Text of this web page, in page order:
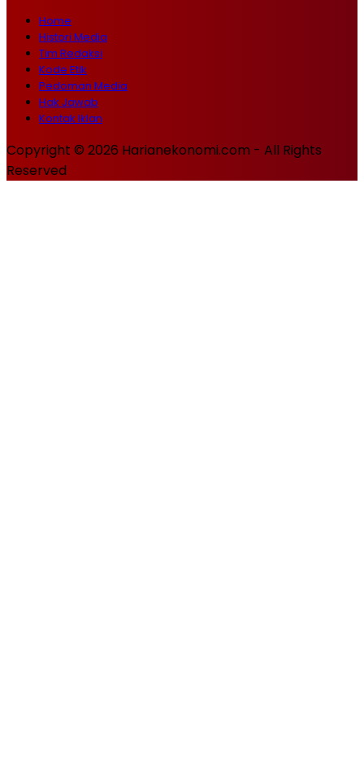
Home
Histori Media
Tim Redaksi
Kode Etik
Pedoman Media
Hak Jawab
Kontak Iklan
Copyright © 2026 Harianekonomi.com - All Rights
Reserved